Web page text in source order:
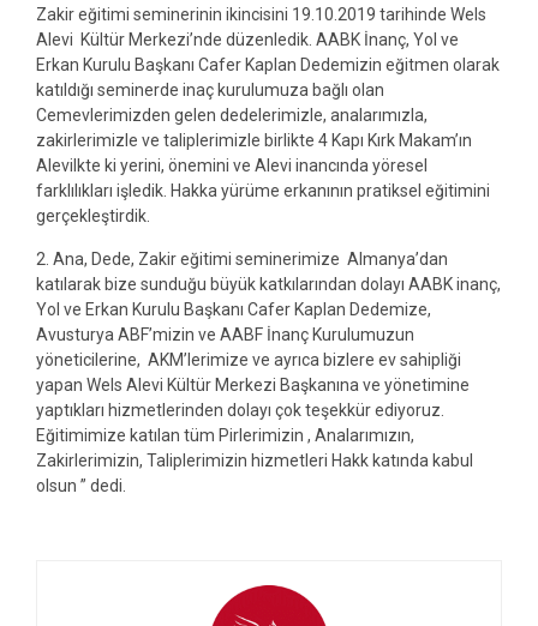
Zakir eğitimi seminerinin ikincisini 19.10.2019 tarihinde Wels
Alevi Kültür Merkezi’nde düzenledik. AABK İnanç, Yol ve
Erkan Kurulu Başkanı Cafer Kaplan Dedemizin eğitmen olarak
katıldığı seminerde inaç kurulumuza bağlı olan
Cemevlerimizden gelen dedelerimizle, analarımızla,
zakirlerimizle ve taliplerimizle birlikte 4 Kapı Kırk Makam’ın
Alevilkte ki yerini, önemini ve Alevi inancında yöresel
farklılıkları işledik. Hakka yürüme erkanının pratiksel eğitimini
gerçekleştirdik.
2. Ana, Dede, Zakir eğitimi seminerimize Almanya’dan
katılarak bize sunduğu büyük katkılarından dolayı AABK inanç,
Yol ve Erkan Kurulu Başkanı Cafer Kaplan Dedemize,
Avusturya ABF’mizin ve AABF İnanç Kurulumuzun
yöneticilerine, AKM’lerimize ve ayrıca bizlere ev sahipliği
yapan Wels Alevi Kültür Merkezi Başkanına ve yönetimine
yaptıkları hizmetlerinden dolayı çok teşekkür ediyoruz.
Eğitimimize katılan tüm Pirlerimizin , Analarımızın,
Zakirlerimizin, Taliplerimizin hizmetleri Hakk katında kabul
olsun ” dedi.